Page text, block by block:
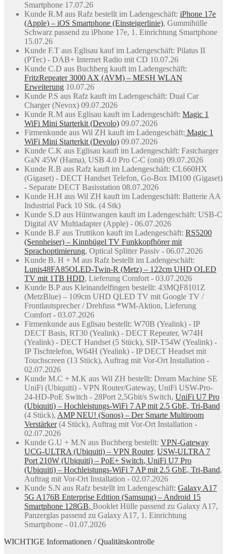
Smartphone 17.07.26
Kunde R.M aus Rafz bestellt im Ladengeschäft: iPhone 17e
(Apple) – iOS Smartphone (Einsteigerlinie), Gummihülle
Schwarz passend zu iPhone 17e, 1. Einrichtung Smartphone
15.07.26
Kunde F.T aus Eglisau kauf im Ladengeschäft: Pilatus II
(PTec) - DAB+ Internet Radio mit CD 10.07.26
Kunde C.D aus Buchberg kauft im Ladengeschäft:
FritzRepeater 3000 AX (AVM) – MESH WLAN
Erweiterung 10.07.26
Kunde P.S aus Rafz kauft im Ladengeschäft: Dual Car
Charger (Nevox) 09.07.2026
Kunde R.M aus Eglisau kauft im Ladengeschäft: Magic 1
WiFi Mini Starterkit (Devolo) 09.07.2026
Firmenkunde aus Wil ZH kauft im Ladengeschäft: Magic 1
WiFi Mini Starterkit (Devolo) 09.07.2026
Kunde C.K aus Eglisau kauft im Ladengeschäft: Fastcharger
GaN 45W (Hama), USB 4.0 Pro C-C (onit) 09.07.2026
Kunde R.B aus Rafz kauft im Ladengeschäft: CL660HX
(Gigaset) - DECT Handset Telefon, Go-Box IM100 (Gigaset)
- Separate DECT Basisstation 08.07.2026
Kunde H.H aus Wil ZH kauft im Ladengeschäft: Batterie AA
Industrial Pack 10 Stk. (4 Stk)
Kunde S.D aus Hüntwangen kauft im Ladengeschäft: USB-C
Digital AV Multiadapter (Apple) - 06.07.2026
Kunde B.F aus Truttikon kauft im Ladengeschäft: RS5200
(Sennheiser) – Kinnbügel TV Funkkopfhörer mit
Sprachoptimierung, Optical Splitter Passiv - 06.07.2026
Kunde B. H + M aus Rafz bestellt im Ladengeschäft:
Lunis48FA85OLED-Twin-R (Metz) – 122cm UHD OLED
TV mit 1TB HDD, Lieferung Comfort - 03.07.2026
Kunde B.P aus Kleinandelfingen bestellt: 43MQF8101Z
(MetzBlue) – 109cm UHD QLED TV mit Google TV /
Frontlautsprecher / Drehfuss *WM-Aktion, Lieferung
Comfort - 03.07.2026
Firmenkunde aus Eglisau bestellt: W70B (Yealink) - IP
DECT Basis, RT30 (Yealink) - DECT Repeater, W74H
(Yealink) - DECT Handset (5 Stück), SIP-T54W (Yealink) -
IP Tischtelefon, W64H (Yealink) - IP DECT Headset mit
Touchscreen (13 Stück), Auftrag mit Vor-Ort Installation -
02.07.2026
Kunde M.C + M.K aus Wil ZH bestellt: Dream Machine SE
UniFi (Ubiquiti) - VPN Router/Gateway, UniFi USW-Pro-
24-HD-PoE Switch - 28Port 2,5Gbit/s Switch, UniFi U7 Pro
(Ubiquiti) – Hochleistungs-WiFi 7 AP mit 2.5 GbE, Tri-Band
(4 Stück), AMP NEU! (Sonos) – Der Smarte Multiroom
Verstärker(4 Stück), Auftrag mit Vor-Ort Installation -
02.07.2026
Kunde G.U + M.N aus Buchberg bestellt: VPN-Gateway
UCG-ULTRA (Ubiquiti) – VPN Router, USW-ULTRA 7
Port 210W (Ubiquiti) – PoE+ Switch, UniFi U7 Pro
(Ubiquiti) – Hochleistungs-WiFi 7 AP mit 2.5 GbE, Tri-Band,
Auftrag mit Vor-Ort Installation - 02.07.2026
Kunde S.N aus Rafz bestellt im Ladengeschäft: Galaxy A17
5G A176B Enterprise Edition (Samsung) – Android 15
Smartphone 128GB, Booklet Hülle passend zu Galaxy A17,
Panzerglas passend zu Galaxy A17, 1. Einrichtung
Smartphone - 01.07.2026
WICHTIGE Informationen / Qualitätskontrolle